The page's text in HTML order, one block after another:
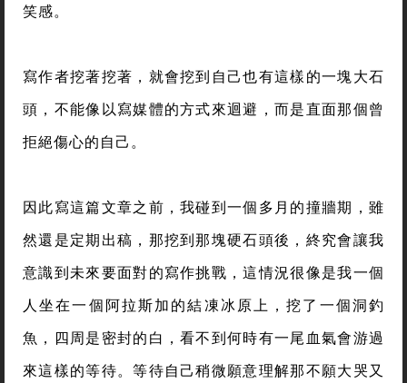
笑感。
寫作者挖著挖著，就會挖到自己也有這樣的一塊大石
頭，不能像以寫媒體的方式來迴避，而是直面那個曾
拒絕傷心的自己。
因此寫這篇文章之前，我碰到一個多月的撞牆期，雖
然還是定期出稿，那挖到那塊硬石頭後，終究會讓我
意識到未來要面對的寫作挑戰，這情況很像是我一個
人坐在一個阿拉斯加的結凍冰原上，挖了一個洞釣
魚，四周是密封的白，看不到何時有一尾血氣會游過
來這樣的等待。等待自己稍微願意理解那不願大哭又